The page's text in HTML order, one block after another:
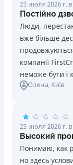
23 июля 2026 г.
Постійно
Люди,
вже більше
компанії
неможе бути і
Олена, Київ
23 июля 2026 г.
Высокий
Понимаю, как
но здесь